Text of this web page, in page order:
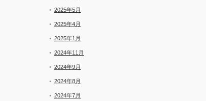
2025年5月
2025年4月
2025年1月
2024年11月
2024年9月
2024年8月
2024年7月